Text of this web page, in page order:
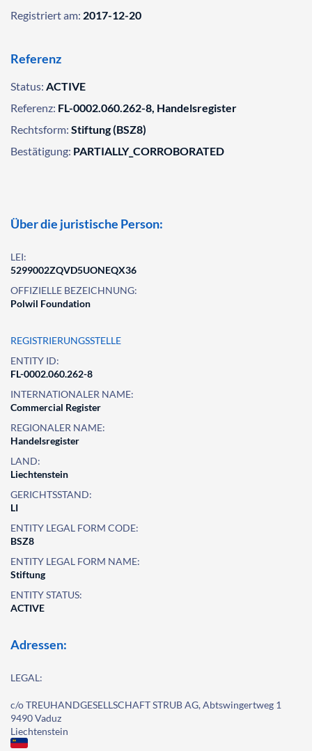
Registriert am: 2017-12-20
Referenz
Status: ACTIVE
Referenz: FL-0002.060.262-8, Handelsregister
Rechtsform: Stiftung (BSZ8)
Bestätigung: PARTIALLY_CORROBORATED
Über die juristische Person:
LEI:
5299002ZQVD5UONEQX36
OFFIZIELLE BEZEICHNUNG:
Polwil Foundation
REGISTRIERUNGSSTELLE
ENTITY ID:
FL-0002.060.262-8
INTERNATIONALER NAME:
Commercial Register
REGIONALER NAME:
Handelsregister
LAND:
Liechtenstein
GERICHTSSTAND:
LI
ENTITY LEGAL FORM CODE:
BSZ8
ENTITY LEGAL FORM NAME:
Stiftung
ENTITY STATUS:
ACTIVE
Adressen:
LEGAL:
c/o TREUHANDGESELLSCHAFT STRUB AG, Abtswingertweg 1
9490 Vaduz
Liechtenstein